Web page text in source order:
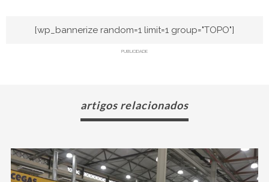
[wp_bannerize random=1 limit=1 group="TOPO"]
PUBLICIDADE
artigos relacionados